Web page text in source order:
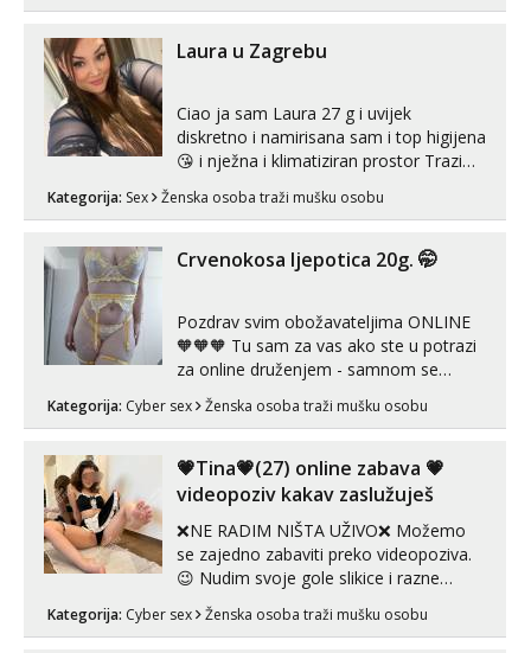
Laura u Zagrebu
Ciao ja sam Laura 27 g i uvijek
diskretno i namirisana sam i top higijena
😘 i nježna i klimatiziran prostor Trazim
Pusenje i gutanje sperme Erotsko rublje
tijelu Iskljucivo neradim analni !!! I
neljubim se Wha...
Kategorija: Sex Ženska osoba traži mušku osobu
Crvenokosa ljepotica 20g. 🤭
Pozdrav svim obožavateljima ONLINE
🧡🧡🧡 Tu sam za vas ako ste u potrazi
za online druženjem - samnom se
možete zabaviti preko videopoziva, ili
ako vam nisam dovoljna radim i u paru i
😉 Radim i vruća tipkanja uz slike i hot
line pozive. Za vas sam pripremila ...
Kategorija: Cyber sex Ženska osoba traži mušku osobu
💗Tina💗(27) online zabava 💗
videopoziv kakav zaslužuješ
❌NE RADIM NIŠTA UŽIVO❌ Možemo
se zajedno zabaviti preko videopoziva.
😉 Nudim svoje gole slikice i razne
videouradke. 🤩 Za online zabavu pošalji
poruku na Whatsapp, Telegram ili Viber.
Kategorija: Cyber sex Ženska osoba traži mušku osobu